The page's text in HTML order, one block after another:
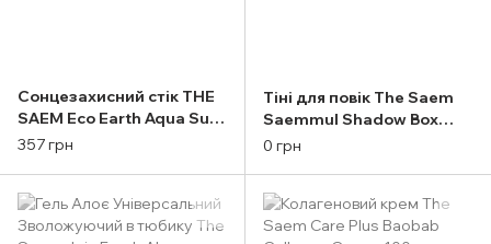
Cонцезахисний стік THE
SAEM Eco Earth Aqua Sun
Stick 22 g
357 грн
Тіні для повік The Saem
Saemmul Shadow Box
Flower Letter 6 g
0 грн